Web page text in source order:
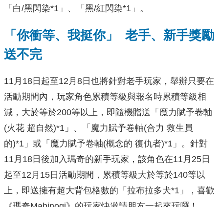
「白/黑閃染*1」、「黑/紅閃染*1」。
「你衝等、我挺你」 老手、新手獎勵
送不完
11月18日起至12月8日也將針對老手玩家，舉辦只要在
活動期間內，玩家角色累積等級與報名時累積等級相
減，大於等於200等以上，即隨機贈送「魔力賦予卷軸
(火花 超自然)*1」、「魔力賦予卷軸(合力 救生員
的)*1」或「魔力賦予卷軸(概念的 復仇者)*1」。針對
11月18日後加入瑪奇的新手玩家，該角色在11月25日
起至12月15日活動期間，累積等級大於等於140等以
上，即送擁有超大背包格數的「拉布拉多犬*1」，喜歡